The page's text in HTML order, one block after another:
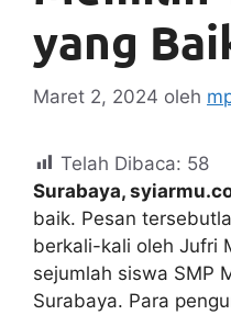
yang
Maret 2, 2024 oleh
Telah Dibaca: 58
Surabaya,
baik. Pesan
berkali-kali oleh Jufri
sejumlah siswa SMP
Surabaya. Para